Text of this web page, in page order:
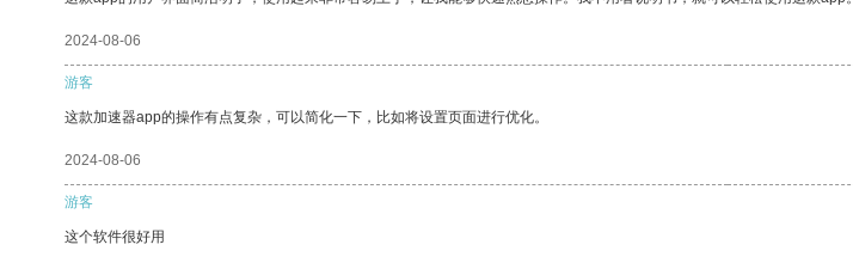
2024-08-06
游客
这款加速器app的操作有点复杂，可以简化一下，比如将设置页面进行优化。
2024-08-06
游客
这个软件很好用